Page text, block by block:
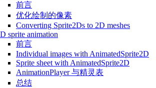
前言
优化绘制的像素
Converting Sprite2Ds to 2D meshes
sprite animation
前言
Individual images with AnimatedSprite2D
Sprite sheet with AnimatedSprite2D
AnimationPlayer 与精灵表
总结